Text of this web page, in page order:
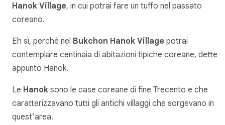
Hanok Village, in cui potrai fare un tuffo nel passato
coreano.
Eh sì, perchè nel Bukchon Hanok Village potrai
contemplare centinaia di abitazioni tipiche coreane, dette
appunto Hanok.
Le Hanok sono le case coreane di fine Trecento e che
caratterizzavano tutti gli antichi villaggi che sorgevano in
quest’area.